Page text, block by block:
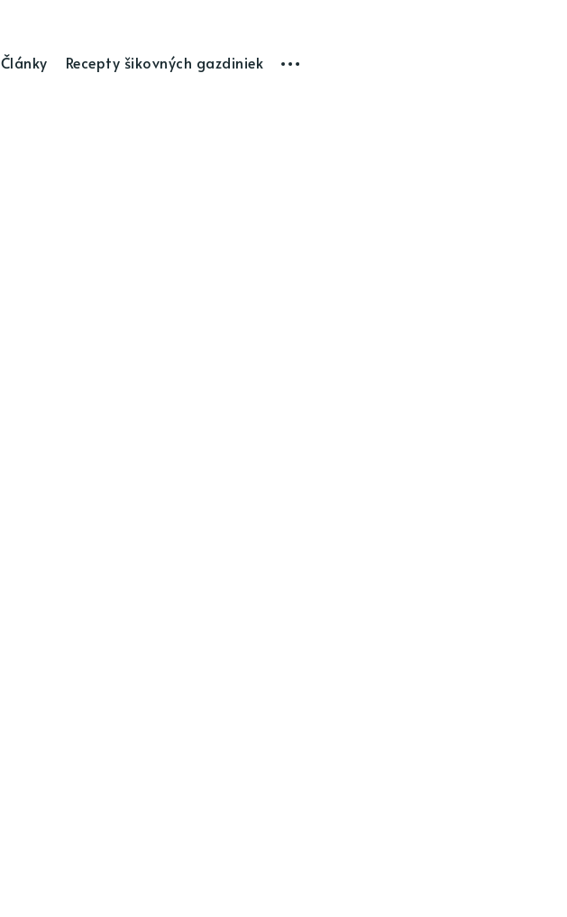
Články Recepty šikovných gazdiniek